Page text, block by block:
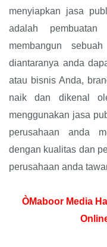
menyiapkan jasa
adalah
membangun
diantaranya anda
atau bisnis Anda,
naik dan dikenal
menggunakan jasa
perusahaan anda
dengan kualitas dan
perusahaan anda
ÒMaboor Media